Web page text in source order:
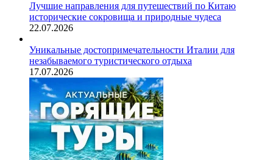
Лучшие направления для путешествий по Китаю
исторические сокровища и природные чудеса
22.07.2026
Уникальные достопримечательности Италии для
незабываемого туристического отдыха
17.07.2026